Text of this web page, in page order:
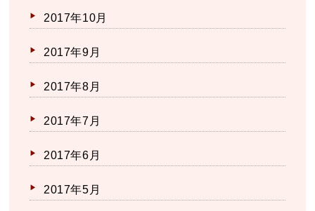
2017年10月
2017年9月
2017年8月
2017年7月
2017年6月
2017年5月